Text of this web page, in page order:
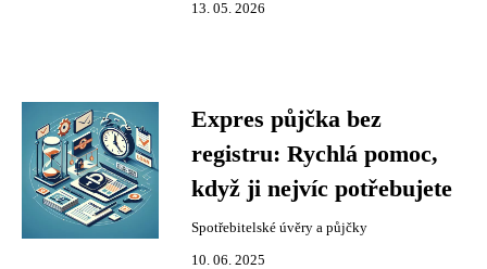
13. 05. 2026
Expres půjčka bez
registru: Rychlá pomoc,
když ji nejvíc potřebujete
Spotřebitelské úvěry a půjčky
10. 06. 2025